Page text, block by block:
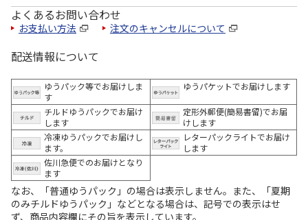
よくあるお問い合わせ
お支払い方法 注文のキャンセルについて
配送情報について
ゆうパック等でお届けしま
す
ゆうパケットでお届けします
チルドゆうパックでお届け
します
定形外郵便(簡易書留)でお届
けします
冷凍ゆうパックでお届けし
ます。
レターパックライトでお届け
します
佐川急便でのお届けとなり
ます
なお、「普通ゆうパック」の場合は表示しません。また、「夏期
のみチルドゆうパック」などとなる場合は、記号での表示はせ
ず、商品内容欄にその旨を表示しています。